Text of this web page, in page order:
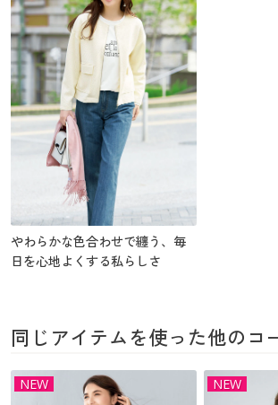
やわらかな色合わせで纏う、毎
日を心地よくする私らしさ
同じアイテムを使った他のコ
NEW NEW